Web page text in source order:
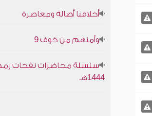
أخلاقنا أصالة ومعاصرة
وأمنهم من خوف 9
سلسلة محاضرات نفحات
1444هـ